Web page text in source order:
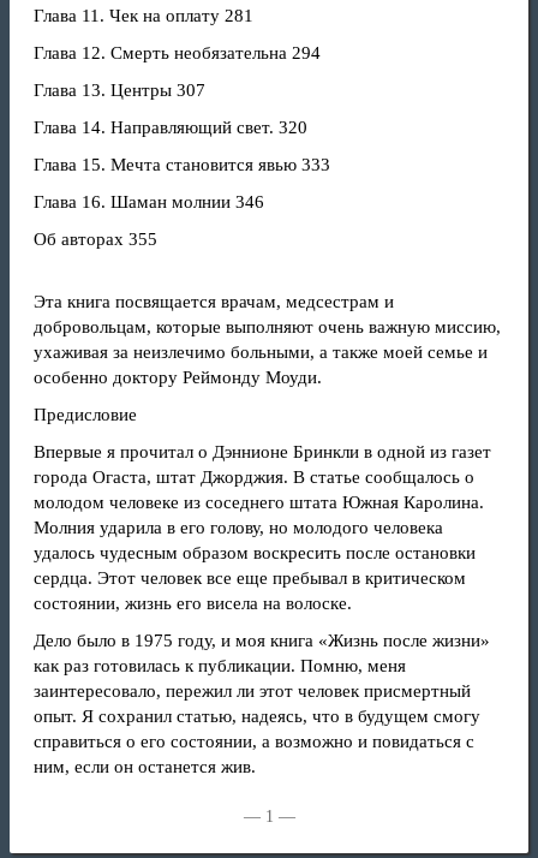
Глава 11. Чек на оплату 281
Глава 12. Смерть необязательна 294
Глава 13. Центры 307
Глава 14. Направляющий свет. 320
Глава 15. Мечта становится явью 333
Глава 16. Шаман молнии 346
Об авторах 355
Эта книга посвящается врачам, медсестрам и
добровольцам, которые выполняют очень важную миссию,
ухаживая за неизлечимо больными, а также моей семье и
особенно доктору Реймонду Моуди.
Предисловие
Впервые я прочитал о Дэннионе Бринкли в одной из газет
города Огаста, штат Джорджия. В статье сообщалось о
молодом человеке из соседнего штата Южная Каролина.
Молния ударила в его голову, но молодого человека
удалось чудесным образом воскресить после остановки
сердца. Этот человек все еще пребывал в критическом
состоянии, жизнь его висела на волоске.
Дело было в 1975 году, и моя книга «Жизнь после жизни»
как раз готовилась к публикации. Помню, меня
заинтересовало, пережил ли этот человек присмертный
опыт. Я сохранил статью, надеясь, что в будущем смогу
справиться о его состоянии, а возможно и повидаться с
ним, если он останется жив.
— 1 —